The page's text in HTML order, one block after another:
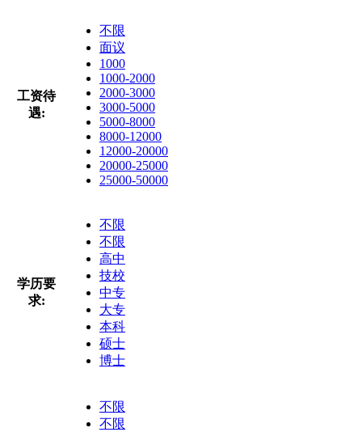
工资待
遇:
不限
面议
1000
1000-2000
2000-3000
3000-5000
5000-8000
8000-12000
12000-20000
20000-25000
25000-50000
学历要
求:
不限
不限
高中
技校
中专
大专
本科
硕士
博士
不限
不限